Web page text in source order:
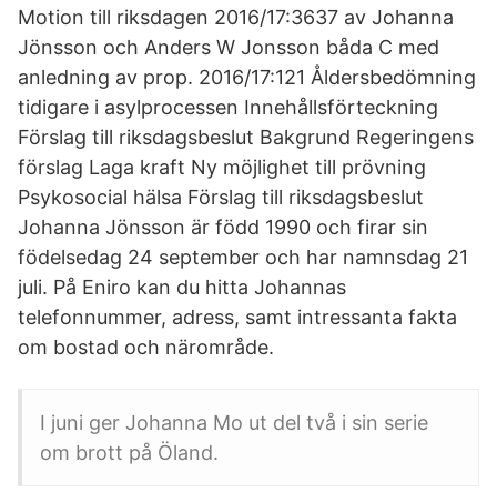
Motion till riksdagen 2016/17:3637 av Johanna
Jönsson och Anders W Jonsson båda C med
anledning av prop. 2016/17:121 Åldersbedömning
tidigare i asylprocessen Innehållsförteckning
Förslag till riksdagsbeslut Bakgrund Regeringens
förslag Laga kraft Ny möjlighet till prövning
Psykosocial hälsa Förslag till riksdagsbeslut
Johanna Jönsson är född 1990 och firar sin
födelsedag 24 september och har namnsdag 21
juli. På Eniro kan du hitta Johannas
telefonnummer, adress, samt intressanta fakta
om bostad och närområde.
I juni ger Johanna Mo ut del två i sin serie
om brott på Öland.